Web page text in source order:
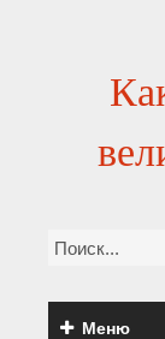
Меню